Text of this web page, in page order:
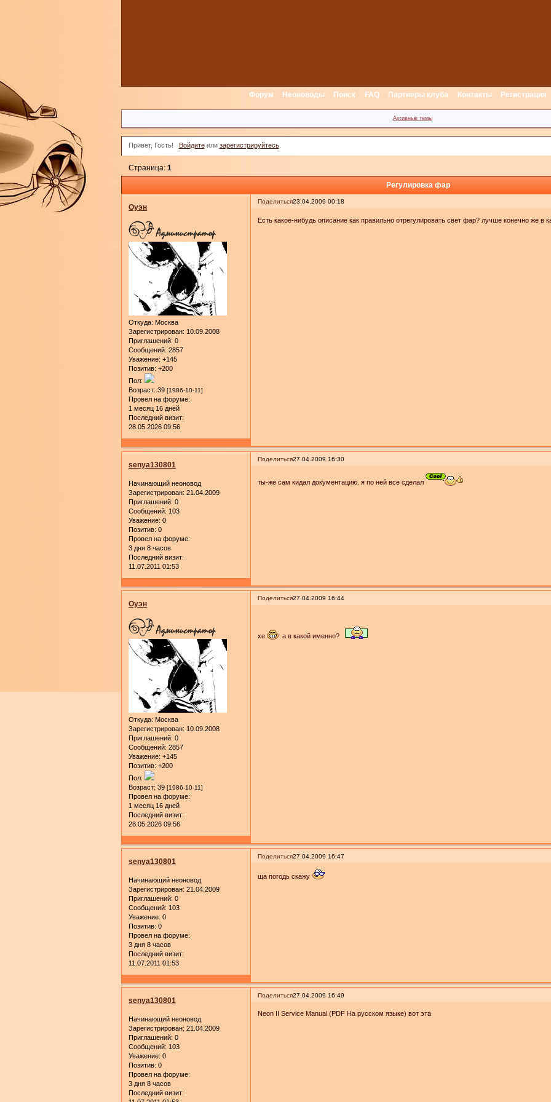
Форум Неоноводы Поиск FAQ Партнеры клуба Контакты Регистрация
Активные темы
Привет, Гость! Войдитеили зарегистрируйтесь.
Регулировка фар
Страница:1
Поделиться23.04.2009 00:18
Оуэн
Откуда: Москва
Зарегистрирован: 10.09.2008
Приглашений: 0
Сообщений: 2857
Уважение: +145
Позитив: +200
Пол:
Возраст: 39 [1986-10-11]
Провел на форуме:
1 месяц 16 дней
Последний визит:
28.05.2026 09:56
Есть какое-нибудь описание как правильно отрегулировать свет фар? лучше конечно же в
Поделиться27.04.2009 16:30
senya130801
Начинающий неоновод
Зарегистрирован: 21.04.2009
Приглашений: 0
Сообщений: 103
Уважение: 0
Позитив: 0
Провел на форуме:
3 дня 8 часов
Последний визит:
11.07.2011 01:53
ты-же сам кидал документацию. я по ней все сделал
Поделиться27.04.2009 16:44
Оуэн
Откуда: Москва
Зарегистрирован: 10.09.2008
Приглашений: 0
Сообщений: 2857
Уважение: +145
Позитив: +200
Пол:
Возраст: 39 [1986-10-11]
Провел на форуме:
1 месяц 16 дней
Последний визит:
28.05.2026 09:56
хе а в какой именно?
Поделиться27.04.2009 16:47
senya130801
Начинающий неоновод
Зарегистрирован: 21.04.2009
Приглашений: 0
Сообщений: 103
Уважение: 0
Позитив: 0
Провел на форуме:
3 дня 8 часов
Последний визит:
11.07.2011 01:53
ща погодь скажу
Поделиться27.04.2009 16:49
senya130801
Начинающий неоновод
Зарегистрирован: 21.04.2009
Приглашений: 0
Сообщений: 103
Уважение: 0
Позитив: 0
Провел на форуме:
3 дня 8 часов
Последний визит:
Neon II Service Manual (PDF На русском языке) вот эта